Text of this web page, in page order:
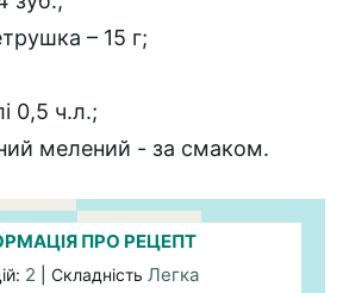
– 15 г;
0,5 ч.л.;
мелений - за смаком.
ПРО РЕЦЕПТ
2 | Складність Легка